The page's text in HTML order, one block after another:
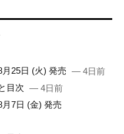
25日 (火) 発売 — 4日前
目次 — 4日前
7日 (金) 発売